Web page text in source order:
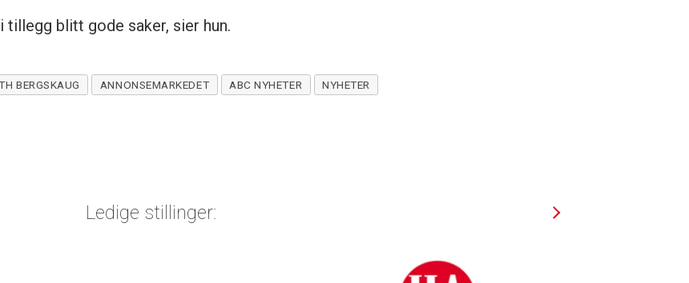
blitt gode saker, sier hun.
BERGSKAUG ANNONSEMARKEDET ABC NYHETER NYHETER
Ledige stillinger: